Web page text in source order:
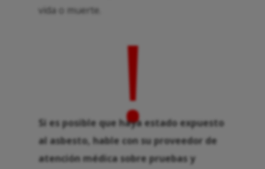
vida o muerte.
!
Si es posible que haya estado expuesto
al asbesto, hable con su proveedor de
atención médica sobre pruebas y